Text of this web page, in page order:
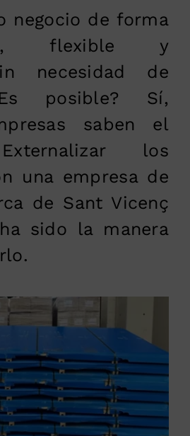
negocio de forma
flexible y
necesidad de
posible? Sí,
saben el
los
una empresa de
de Sant Vicenç
sido la manera